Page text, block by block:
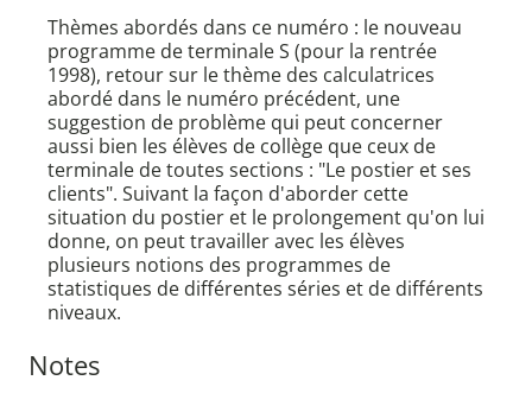
Thèmes abordés dans ce numéro : le nouveau
programme de terminale S (pour la rentrée
1998), retour sur le thème des calculatrices
abordé dans le numéro précédent, une
suggestion de problème qui peut concerner
aussi bien les élèves de collège que ceux de
terminale de toutes sections : "Le postier et ses
clients". Suivant la façon d'aborder cette
situation du postier et le prolongement qu'on lui
donne, on peut travailler avec les élèves
plusieurs notions des programmes de
statistiques de différentes séries et de différents
niveaux.
Notes